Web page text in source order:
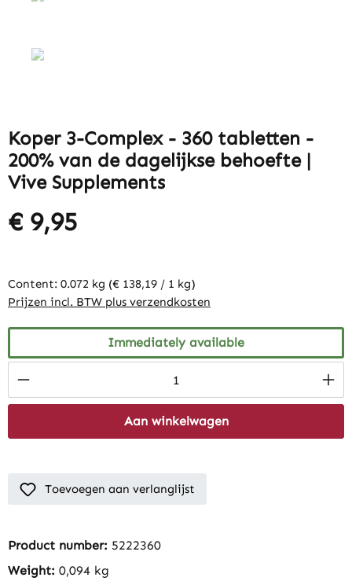
Koper 3-Complex - 360 tabletten -
200% van de dagelijkse behoefte |
Vive Supplements
€ 9,95
Content: 0.072 kg (€ 138,19 / 1 kg)
Prijzen incl. BTW plus verzendkosten
Immediately available
Product Quantity: Enter the desired
Aan winkelwagen
Toevoegen aan verlanglijst
Product number: 5222360
Weight: 0,094 kg